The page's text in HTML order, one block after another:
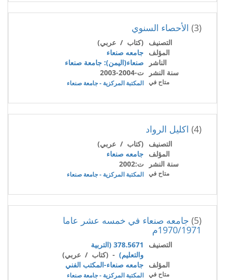
(3) الأحصاء السنوي
التصنيف
(كتاب / عربي)
المؤلف جامعه صنعاء
الناشر
صنعاء(اليمن): جامعة صنعاء
سنة النشر
ت-2004-2003
متاح في المكتبة المركزية - جامعة صنعاء
(4) اكليل الرواد
التصنيف
(كتاب / عربي)
المؤلف جامعه صنعاء
سنة النشر
ت:2002
متاح في المكتبة المركزية - جامعة صنعاء
(5) جامعه صنعاء في خمسه عشر عاما
1970/1971م
التصنيف
378.5671 (التربية
والتعليم) - (كتاب / عربي)
المؤلف جامعه صنعاء-المكتب الفني
متاح في المكتبة المركزية - جامعة صنعاء